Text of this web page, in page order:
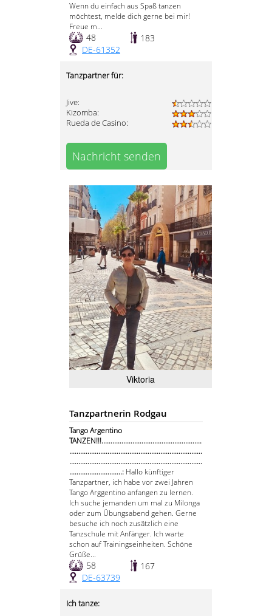
Wenn du einfach aus Spaß tanzen
möchtest, melde dich gerne bei mir!
Freue m...
48
183
DE-61352
Tanzpartner für:
Jive:
Kizomba:
Rueda de Casino:
Nachricht senden
Viktoria
Tanzpartnerin Rodgau
Tango Argentino
TANZEN!!!.......................................................
.........................................................................
.........................................................................
.............................: Hallo künftiger
Tanzpartner, ich habe vor zwei Jahren
Tango Arggentino anfangen zu lernen.
Ich suche jemanden um mal zu Milonga
oder zum Übungsabend gehen. Gerne
besuche ich noch zusätzlich eine
Tanzschule mit Anfänger. Ich warte
schon auf Trainingseinheiten. Schöne
Grüße...
58
167
DE-63739
Ich tanze: